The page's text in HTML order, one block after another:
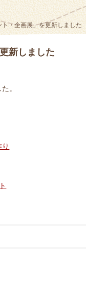
・企画展」を更新しました
新しました
。